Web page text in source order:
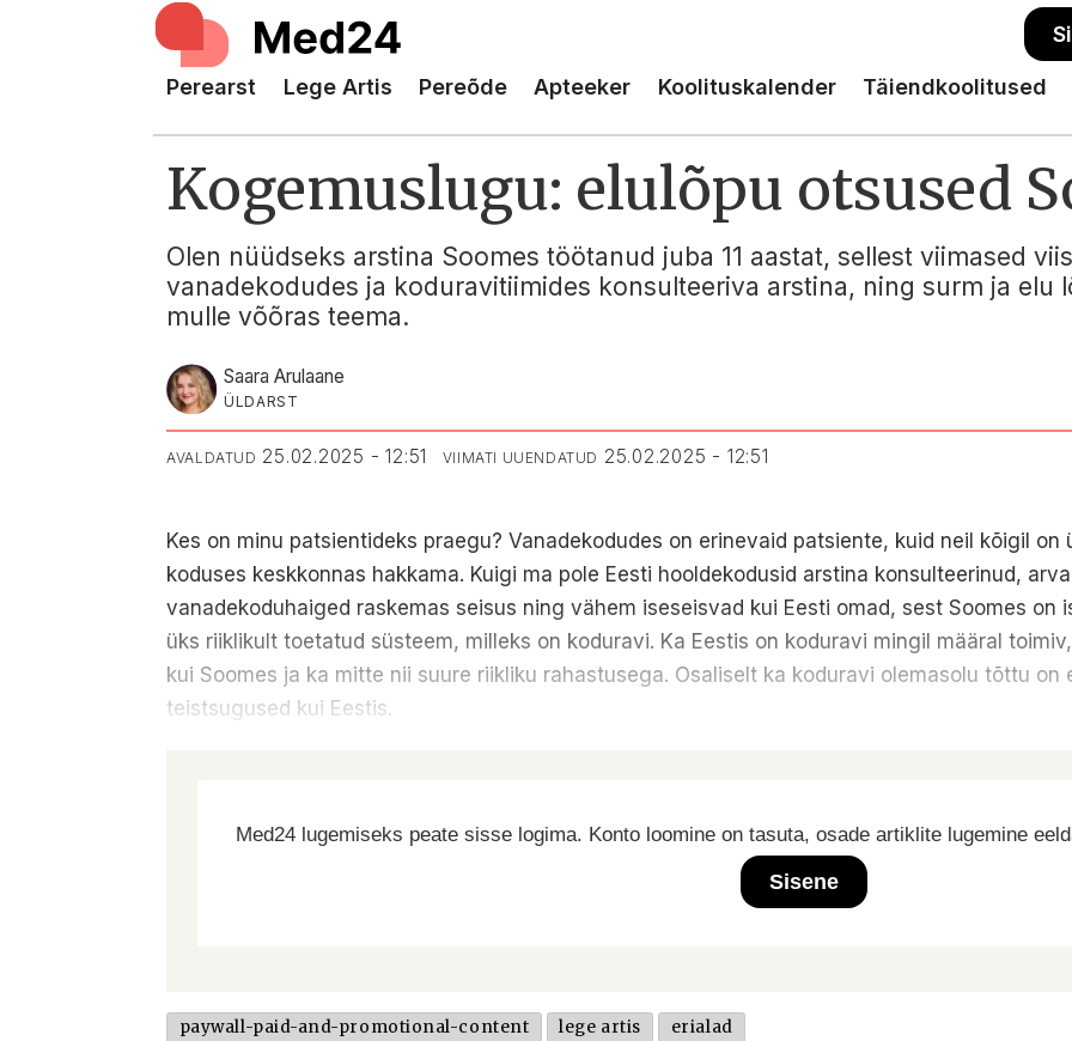
Perearst Lege Artis Pereõde Apteeker Koolituskalender Täiendkoolitused
Kogemuslugu: elulõpu otsused
Olen nüüdseks arstina Soomes töötanud juba 11 aastat, sellest viimased
vanadekodudes ja koduravitiimides konsulteeriva arstina, ning surm ja elu
mulle võõras teema.
Saara Arulaane
ÜLDARST
AVALDATUD 25.02.2025 - 12:51 VIIMATI UUENDATUD 25.02.2025 - 12:51
Kes on minu patsientideks praegu? Vanadekodudes on erinevaid patsiente, kuid neil kõigil
koduses keskkonnas hakkama. Kuigi ma pole Eesti hooldekodusid arstina konsulteerinud,
vanadekoduhaiged raskemas seisus ning vähem iseseisvad kui Eesti omad, sest Soomes on
üks riiklikult toetatud süsteem, milleks on koduravi. Ka Eestis on koduravi mingil määral
kui Soomes ja ka mitte nii suure riikliku rahastusega. Osaliselt ka koduravi olemasolu tõttu on
teistsugused kui Eestis.
Med24 lugemiseks peate sisse logima. Konto loomine on tasuta, osade artiklite lugemine
Sisene
paywall-paid-and-promotional-content lege artis erialad